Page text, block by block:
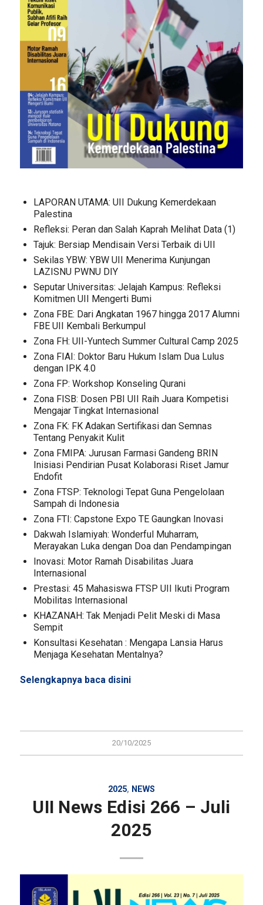
LAPORAN UTAMA: UII Dukung Kemerdekaan
Palestina
Refleksi: Peran dan Salah Kaprah Melihat Data (1)
Tajuk: Bersiap Mendisain Versi Terbaik di UII
Sekilas YBW: YBW UII Menerima Kunjungan
LAZISNU PWNU DIY
Seputar Universitas: Jelajah Kampus: Refleksi
Komitmen UII Mengerti Bumi
Zona FBE: Dari Angkatan 1967 hingga 2017 Alumni
FBE UII Kembali Berkumpul
Zona FH: UII-Yuntech Summer Cultural Camp 2025
Zona FIAI: Doktor Baru Hukum Islam Dua Lulus
dengan IPK 4.0
Zona FP: Workshop Konseling Qurani
Zona FISB: Dosen PBI UII Raih Juara Kompetisi
Mengajar Tingkat Internasional
Zona FK: FK Adakan Sertifikasi dan Semnas
Tentang Penyakit Kulit
Zona FMIPA: Jurusan Farmasi Gandeng BRIN
Inisiasi Pendirian Pusat Kolaborasi Riset Jamur
Endofit
Zona FTSP: Teknologi Tepat Guna Pengelolaan
Sampah di Indonesia
Zona FTI: Capstone Expo TE Gaungkan Inovasi
Dakwah Islamiyah: Wonderful Muharram,
Merayakan Luka dengan Doa dan Pendampingan
Inovasi: Motor Ramah Disabilitas Juara
Internasional
Prestasi: 45 Mahasiswa FTSP UII Ikuti Program
Mobilitas Internasional
KHAZANAH: Tak Menjadi Pelit Meski di Masa
Sempit
Konsultasi Kesehatan : Mengapa Lansia Harus
Menjaga Kesehatan Mentalnya?
Selengkapnya baca disini
20/10/2025
2025, NEWS
UII News Edisi 266 – Juli
2025